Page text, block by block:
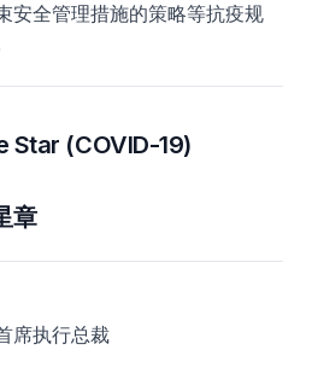
安全管理措施的策略等抗疫规
Star (COVID-19)
章
席执行总裁